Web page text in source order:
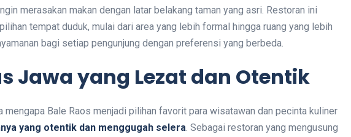
merasakan makan dengan latar belakang taman yang asri. Restoran ini
tempat duduk, mulai dari area yang lebih formal hingga ruang yang lebih
bagi setiap pengunjung dengan preferensi yang berbeda.
Jawa yang Lezat dan Otentik
mengapa Bale Raos menjadi pilihan favorit para wisatawan dan pecinta kuliner
yang otentik dan menggugah selera. Sebagai restoran yang mengusung